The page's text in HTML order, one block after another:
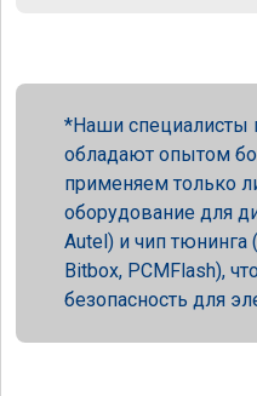
Наши специалисты
обладают опытом
применяем только
оборудование для
Autel) и чип тюнинга
Bitbox, PCMFlash),
безопасность для